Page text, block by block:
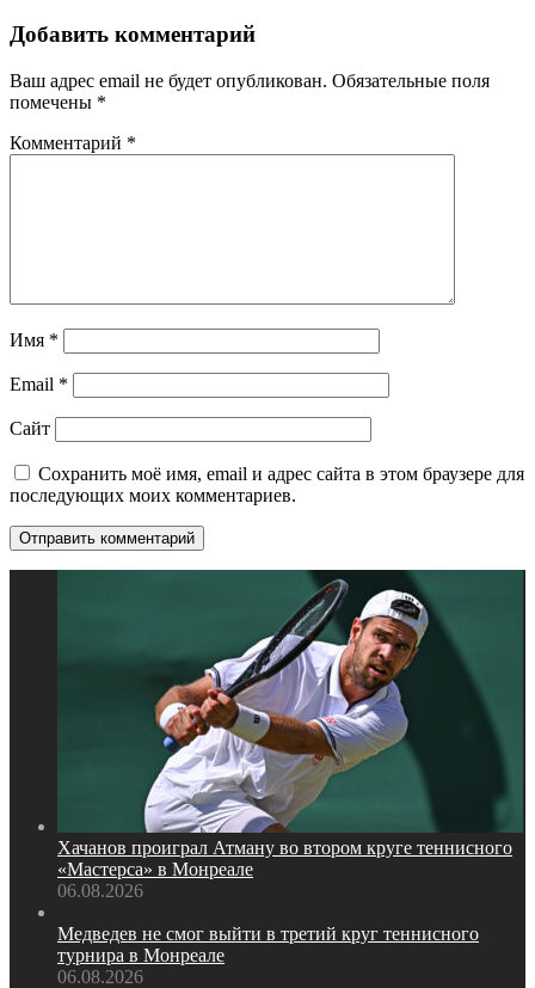
Добавить комментарий
Ваш адрес email не будет опубликован. Обязательные поля
помечены *
Комментарий *
Имя *
Email *
Сайт
Сохранить моё имя, email и адрес сайта в этом браузере для
последующих моих комментариев.
Хачанов проиграл Атману во втором круге теннисного
«Мастерса» в Монреале
06.08.2026
Медведев не смог выйти в третий круг теннисного
турнира в Монреале
06.08.2026